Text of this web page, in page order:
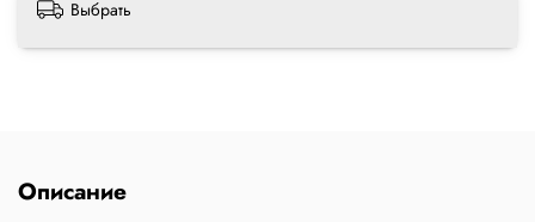
Выбрать
Описание